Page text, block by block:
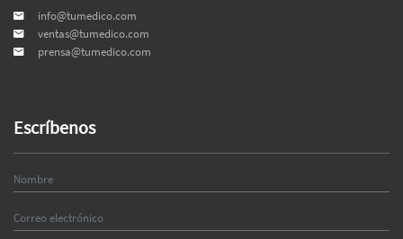
info@tumedico.com
ventas@tumedico.com
prensa@tumedico.com
Escríbenos